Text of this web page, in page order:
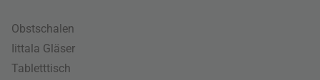
Obstschalen
Iittala Gläser
Tabletttisch